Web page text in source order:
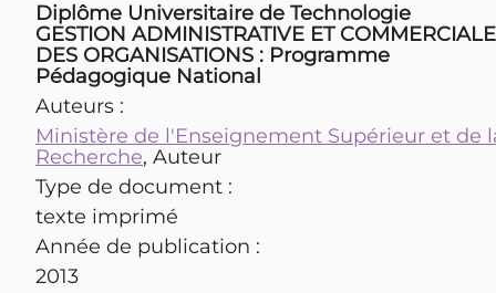
Diplôme Universitaire de Technologie
GESTION ADMINISTRATIVE ET COMMERCIALE
DES ORGANISATIONS : Programme
Pédagogique National
Auteurs :
Ministère de l'Enseignement Supérieur et de
Recherche, Auteur
Type de document :
texte imprimé
Année de publication :
2013